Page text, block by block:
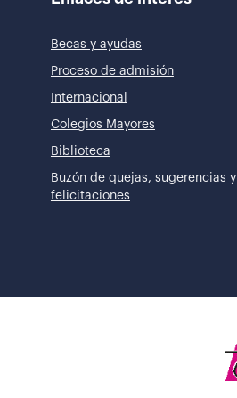
Becas y ayudas
Proceso de admisión
Internacional
Colegios Mayores
Biblioteca
Buzón de quejas, sugerencias y
felicitaciones